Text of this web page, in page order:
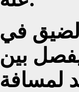
في
بين
لمسافة